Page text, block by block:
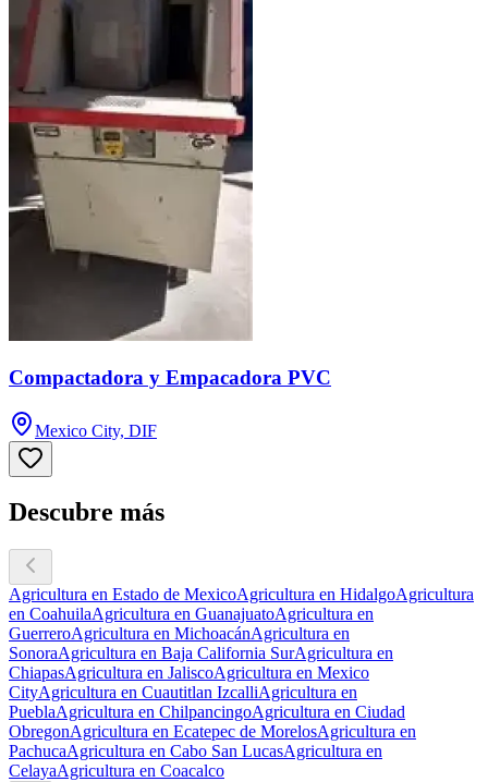
Compactadora y Empacadora PVC
Mexico City, DIF
Descubre más
Agricultura en Estado de MexicoAgricultura en HidalgoAgricultura
en CoahuilaAgricultura en GuanajuatoAgricultura en
GuerreroAgricultura en MichoacánAgricultura en
SonoraAgricultura en Baja California SurAgricultura en
ChiapasAgricultura en JaliscoAgricultura en Mexico
CityAgricultura en Cuautitlan IzcalliAgricultura en
PueblaAgricultura en ChilpancingoAgricultura en Ciudad
ObregonAgricultura en Ecatepec de MorelosAgricultura en
PachucaAgricultura en Cabo San LucasAgricultura en
CelayaAgricultura en Coacalco